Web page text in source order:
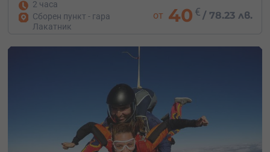
2 часа
Сборен пункт - гара
Лакатник
от 40 € /78.23 лв.